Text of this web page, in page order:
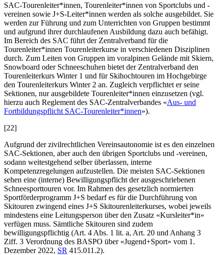
SAC-Tourenleiter*innen, Tourenleiter*innen von Sportclubs und -
vereinen sowie J+S-Leiter*innen werden als solche ausgebildet. Sie
werden zur Führung und zum Unterrichten von Gruppen bestimmt
und aufgrund ihrer durchlaufenen Ausbildung dazu auch befähigt.
Im Bereich des SAC führt der Zentralverband für die
Tourenleiter*innen Tourenleiterkurse in verschiedenen Disziplinen
durch. Zum Leiten von Gruppen im voralpinen Gelände mit Skiern,
Snowboard oder Schneeschuhen bietet der Zentralverband den
Tourenleiterkurs Winter 1 und für Skihochtouren im Hochgebirge
den Tourenleiterkurs Winter 2 an. Zugleich verpflichtet er seine
Sektionen, nur ausgebildete Tourenleiter*innen einzusetzen (vgl.
hierzu auch Reglement des SAC-Zentralverbandes «Aus- und
Fortbildungspflicht SAC-Tourenleiter*innen»).
[22]
Aufgrund der zivilrechtlichen Vereinsautonomie ist es den einzelnen
SAC-Sektionen, aber auch den übrigen Sportclubs und -vereinen,
sodann weitestgehend selber überlassen, interne
Kompetenzregelungen aufzustellen. Die meisten SAC-Sektionen
sehen eine (interne) Bewilligungspflicht der ausgeschriebenen
Schneesporttouren vor. Im Rahmen des gesetzlich normierten
Sportförderprogramm J+S bedarf es für die Durchführung von
Skitouren zwingend eines J+S Skitourenleiterkurses, wobei jeweils
mindestens eine Leitungsperson über den Zusatz «Kursleiter*in»
verfügen muss. Sämtliche Skitouren sind zudem
bewilligungspflichtig (Art. 4 Abs. 1 lit. a, Art. 20 und Anhang 3
Ziff. 3 Verordnung des BASPO über «Jugend+Sport» vom 1.
Dezember 2022, SR 415.011.2).